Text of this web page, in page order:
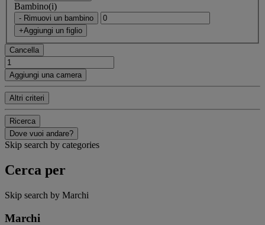
Bambino(i)
- Rimuovi un bambino
+Aggiungi un figlio
Cancella
Aggiungi una camera
Altri criteri
Ricerca
Dove vuoi andare?
Skip search by categories
Cerca per
Skip search by Marchi
Marchi